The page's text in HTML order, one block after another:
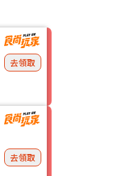
去領取
去領取